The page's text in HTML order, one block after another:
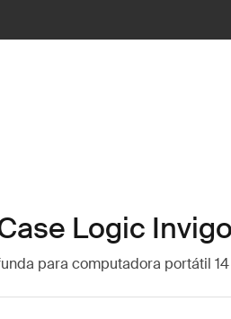
Logic Invigo
para computadora portátil